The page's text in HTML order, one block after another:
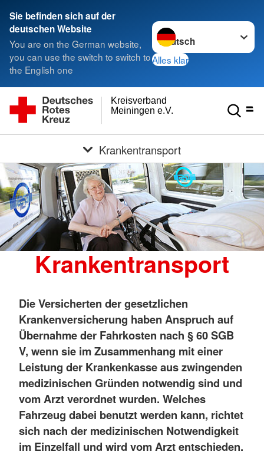
Sie befinden sich auf der
deutschen Website
You are on the German website,
you can use the switch to switch to
the English one
Sprache wechseln zu
Alles klar
Meiningen e.V.
Kreisverband
Krankentransport
Krankentransport
Die Versicherten der gesetzlichen
Krankenversicherung haben Anspruch auf
Übernahme der Fahrkosten nach § 60 SGB
V, wenn sie im Zusammenhang mit einer
Leistung der Krankenkasse aus zwingenden
medizinischen Gründen notwendig sind und
vom Arzt verordnet wurden. Welches
Fahrzeug dabei benutzt werden kann, richtet
sich nach der medizinischen Notwendigkeit
im Einzelfall und wird vom Arzt entschieden.